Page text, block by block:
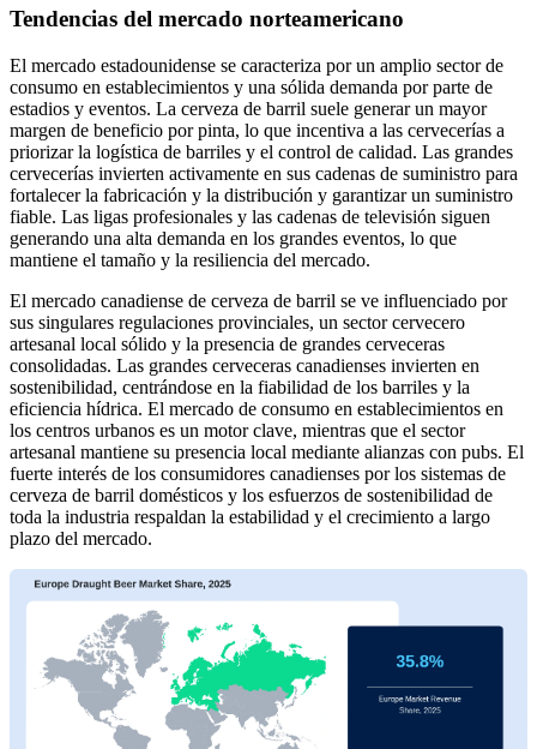
Tendencias del mercado norteamericano
El mercado estadounidense se caracteriza por un amplio sector de
consumo en establecimientos y una sólida demanda por parte de
estadios y eventos. La cerveza de barril suele generar un mayor
margen de beneficio por pinta, lo que incentiva a las cervecerías a
priorizar la logística de barriles y el control de calidad. Las grandes
cervecerías invierten activamente en sus cadenas de suministro para
fortalecer la fabricación y la distribución y garantizar un suministro
fiable. Las ligas profesionales y las cadenas de televisión siguen
generando una alta demanda en los grandes eventos, lo que
mantiene el tamaño y la resiliencia del mercado.
El mercado canadiense de cerveza de barril se ve influenciado por
sus singulares regulaciones provinciales, un sector cervecero
artesanal local sólido y la presencia de grandes cerveceras
consolidadas. Las grandes cerveceras canadienses invierten en
sostenibilidad, centrándose en la fiabilidad de los barriles y la
eficiencia hídrica. El mercado de consumo en establecimientos en
los centros urbanos es un motor clave, mientras que el sector
artesanal mantiene su presencia local mediante alianzas con pubs. El
fuerte interés de los consumidores canadienses por los sistemas de
cerveza de barril domésticos y los esfuerzos de sostenibilidad de
toda la industria respaldan la estabilidad y el crecimiento a largo
plazo del mercado.